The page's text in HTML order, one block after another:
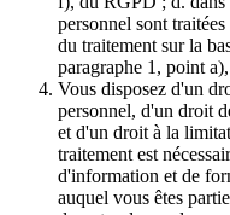
personnel sont
du traitement sur la
paragraphe 1, point
Vous disposez d'un
personnel, d'un droit
et d'un droit à la
traitement est
d'information et de
auquel vous êtes